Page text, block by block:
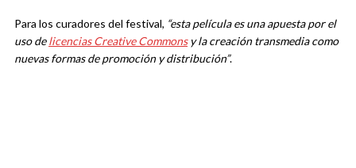
Para los curadores del festival, “esta película es una apuesta por el
uso delicencias Creative Commonsy la creación transmedia como
nuevas formas de promoción y distribución”.